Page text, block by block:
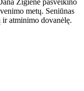
metų. Seniūnas
atminimo dovanėlę.